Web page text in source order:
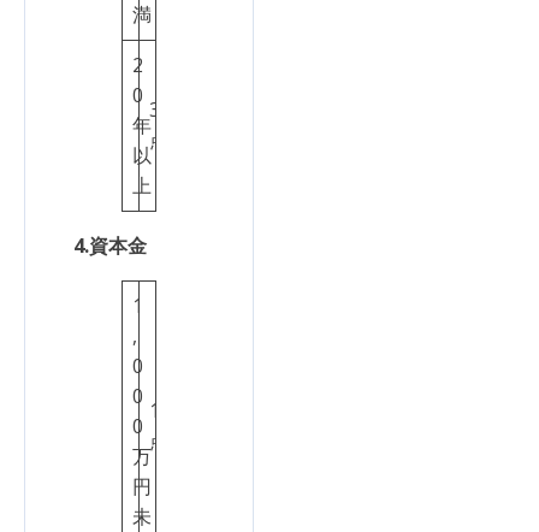
満
2
0
年
以
上
3
点
4.資本金
1
,
0
0
0
万
円
未
1
点